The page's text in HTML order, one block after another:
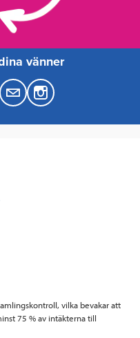
vänner
M
a
vilka bevakar att
75 % av intäkterna till